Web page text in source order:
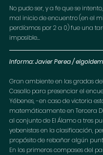
No pudo ser, y a fe que se
mal inicio de encuentro (en el
perdíamos por 2 a 0) fue una
imposible...
Informa: Javier Perea /
Gran ambiente en las gradas
Casallo para presenciar el
Yébenes, -en caso de victoria
matemáticamente en Tercera
al conjunto de El Álamo a tres
yebenistas en la clasificación,
propósito de rebañar algún
En los primeros compases del